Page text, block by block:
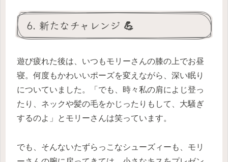
6. 新たなチャレンジ 💪
遊び疲れた後は、いつもモリーさんの膝の上でお昼
寝。何度もかわいいポーズを変えながら、深い眠り
についていました。「でも、時々私の肩によじ登っ
たり、ネックや髪の毛をかじったりもして、大騒ぎ
するのよ」とモリーさんは笑っています。
でも、そんないたずらっこなシューズィーも、モリ